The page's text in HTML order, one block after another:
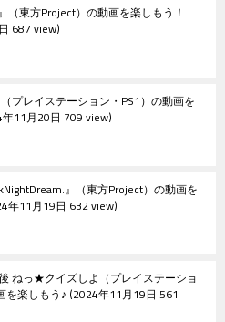
（東方Project）の動画を楽しもう！
687 view
プレイステーション・PS1）の動画を
11月20日 709 view
』（東方Project）の動画を
年11月19日 632 view
ねっ★クイズしよ（プレイステーショ
を楽しもう♪ 2024年11月19日 561